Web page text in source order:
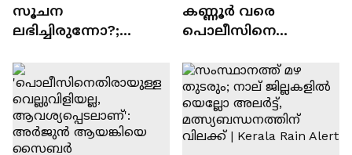
സൂചന
ലഭിച്ചിരുന്നോ?;
സിപിഎം
നേതാവിൻ്റെ വീട്ടിലും
രാത്രിയിൽ
പൊലീസെത്തി
കണ്ണൂർ വരെ
പൊലീസിനെ
ഒടുവിൽ അർജുൻ
ആയങ്കി അറസ്റ്റിൽ |
Kannur